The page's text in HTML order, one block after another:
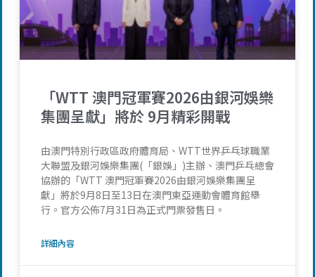
「WTT 澳門冠軍賽2026由銀河娛樂
集團呈獻」將於 9月精彩開戰
由澳門特別行政區政府體育局、WTT世界乒乓球職業
大聯盟及銀河娛樂集團(「銀娛」)主辦、澳門乒乓總會
協辦的「WTT 澳門冠軍賽2026由銀河娛樂集團呈
獻」將於9月8日至13日在澳門東亞運動會體育館舉
行。官方公佈7月31日為正式門票發售日。
詳細內容